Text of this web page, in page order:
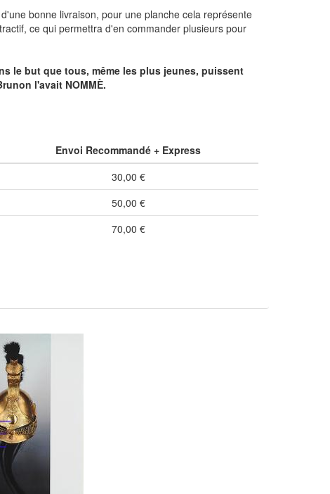
bonne livraison, pour une planche cela représente
ce qui permettra d'en commander plusieurs pour
le but que tous, même les plus jeunes, puissent
l'avait NOMMÈ.
Envoi Recommandé + Express
30,00 €
50,00 €
70,00 €